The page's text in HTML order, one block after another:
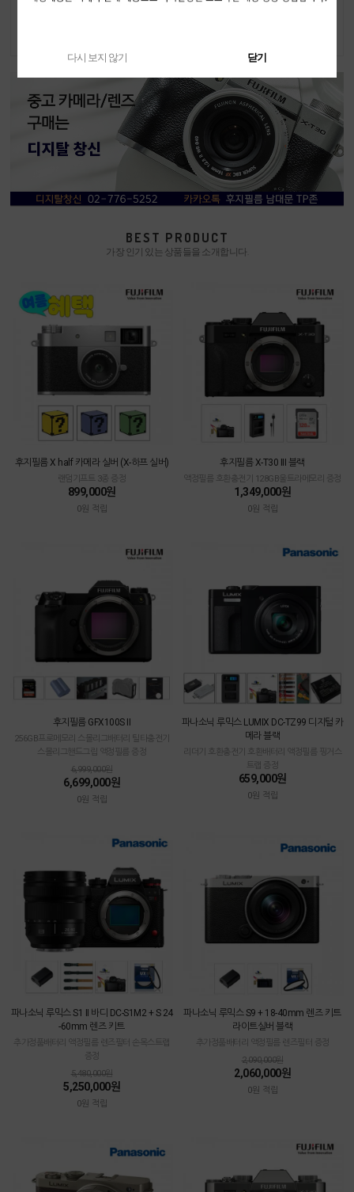
BEST PRODUCT
가장 인기 있는 상품들을 소개합니다.
후지필름 X half 카메라 실버 (X-하프 실버)
랜덤기프트 3종 증정
899,000원
0원 적립
후지필름 X-T30 III 블랙
액정필름 호환충전기 128GB울트라메모리 증정
1,349,000원
0원 적립
후지필름 GFX100S II
256GB프로메모리 스몰리그배터리 틸타충전기
스몰리그핸드그립 액정필름 증정
6,999,000원
6,699,000원
0원 적립
파나소닉 루믹스 LUMIX DC-TZ99 디지털 카
메라 블랙
리더기 호환충전기 호환배터리 액정필름 핑거스
트랩 증정
659,000원
0원 적립
파나소닉 루믹스 S1 II 바디 DC-S1M2 + S 24
-60mm 렌즈 키트
추가정품배터리 액정필름 렌즈필터 손목스트랩
증정
5,480,000원
5,250,000원
0원 적립
파나소닉 루믹스 S9 + 18-40mm 렌즈 키트
라이트실버 블랙
추가정품배터리 액정필름 렌즈필터 증정
2,090,000원
2,060,000원
0원 적립
다시 보지 않기 닫기